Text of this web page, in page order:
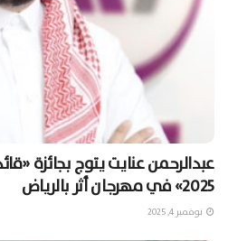
عبدالرحمن عنايت يتوج بجائزة
2025» في مهرجان أثر بالرياض
نوفمبر 4, 2025